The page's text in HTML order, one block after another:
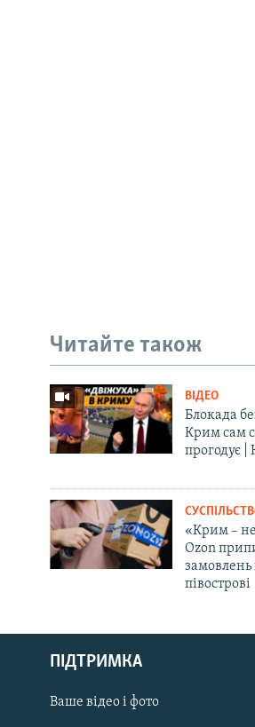
Русский
Qırımtatar
ДОЛУЧАЙСЯ!
Читайте також
ВІДЕО
Блокада
Крим сам
прогодує |
«Крим –
Ozon
півострові
ПІДТРИМКА
Ваше відео і фото